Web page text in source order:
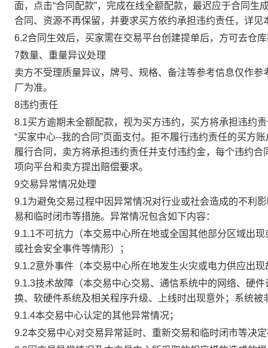
面，点击“合同配款”，完成在线全额配款，最迟应于合同
合同、资源不再保留，并要求买方依约承担违约责任，详见
6.2合同生效后，买家需在交易平台创建提单后，方可去仓
7数量、重量异议处理
卖方不受理质量异议，牌号、规格、备注等参考信息仅作
厂为准。
8违约责任
8.1买方逾期未全额配款，视为买方违约，买方将承担违约
“买家中心--我的合同”页面支付。拒不履行违约责任的买方
履行合同，卖方将承担违约责任并支付违约金，每个违约
项向平台和卖方提出赔偿要求。
9交易异常情况处理
9.1为避免交易过程中因异常情况对行业或社会造成的不利
易和临时闭市等措施。异常情况包含如下内容：
9.1.1不可抗力（本交易中心所在地或全国其他部分区域出
或社会安全事件等情形）；
9.1.2意外事件（本交易中心所在地发生火灾或电力供应出
9.1.3技术故障（本交易中心交易、通信系统中的网络、硬
换、软硬件系统及相关程序升级、上线时出现意外；系统
9.1.4本交易中心认定的其他异常情况；
9.2本交易中心对交易异常延时、重新交易和临时闭市等决